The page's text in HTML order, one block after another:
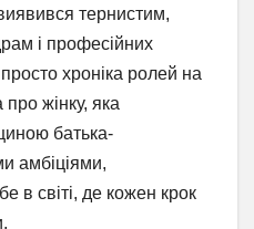
тернистим,
і професійних
просто хроніка ролей на
жінку, яка
батька-
амбіціями,
в світі, де кожен крок